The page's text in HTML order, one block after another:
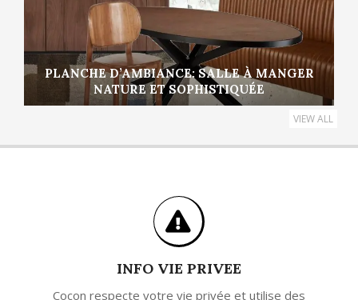
PLANCHE D’AMBIANCE: SALLE À MANGER
NATURE ET SOPHISTIQUÉE
VIEW ALL
INFO VIE PRIVEE
Cocon respecte votre vie privée et utilise des